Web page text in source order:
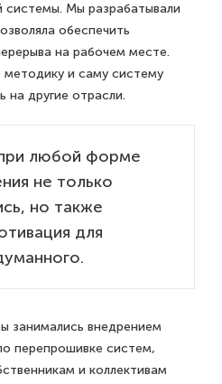
системы. Мы разрабатывали
обеспечить
на рабочем месте.
и саму систему
на другие отрасли.
любой форме
не только
но также
для
занимались внедрением
перепрошивке систем,
и коллективам